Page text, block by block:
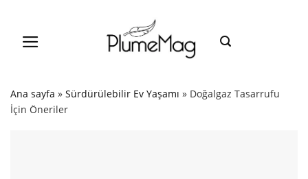
content
Ana sayfa » Sürdürülebilir Ev Yaşamı » Doğalgaz Tasarrufu
İçin Öneriler